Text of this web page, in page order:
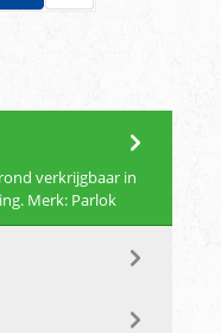
verkrijgbaar in
Merk: Parlok